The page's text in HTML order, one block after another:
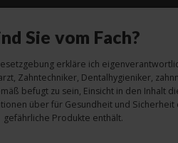
Sie vom Fach?
erkläre ich
Zahntechniker, Dentalhygieniker,
befugt zu sein, Einsicht in den Inhalt
über für Gesundheit und
gefährliche Produkte enthält.